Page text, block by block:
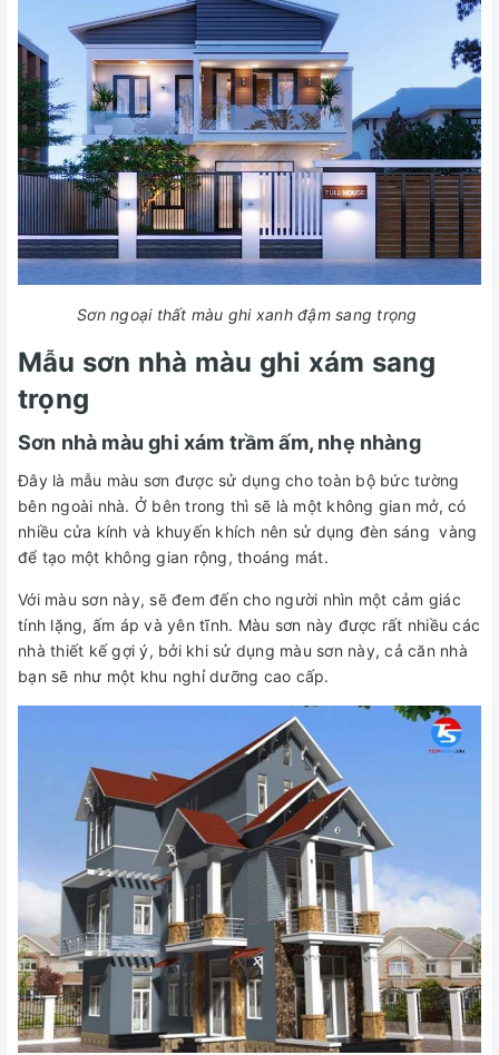
Sơn ngoại thất màu ghi xanh đậm sang trọng
Mẫu sơn nhà màu ghi xám sang
trọng
Sơn nhà màu ghi xám trầm ấm, nhẹ nhàng
Đây là mẫu màu sơn được sử dụng cho toàn bộ bức tường
bên ngoài nhà. Ở bên trong thì sẽ là một không gian mở, có
nhiều cửa kính và khuyến khích nên sử dụng đèn sáng vàng
để tạo một không gian rộng, thoáng mát.
Với màu sơn này, sẽ đem đến cho người nhìn một cảm giác
tính lặng, ấm áp và yên tĩnh. Màu sơn này được rất nhiều các
nhà thiết kế gợi ý, bởi khi sử dụng màu sơn này, cả căn nhà
bạn sẽ như một khu nghỉ dưỡng cao cấp.